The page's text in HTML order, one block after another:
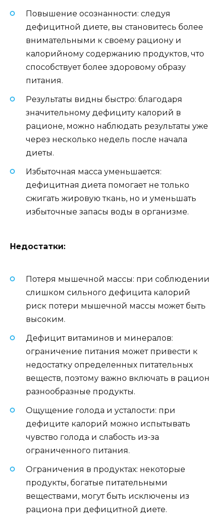
Повышение осознанности: следуя
дефицитной диете, вы становитесь более
внимательными к своему рациону и
калорийному содержанию продуктов, что
способствует более здоровому образу
питания.
Результаты видны быстро: благодаря
значительному дефициту калорий в
рационе, можно наблюдать результаты уже
через несколько недель после начала
диеты.
Избыточная масса уменьшается:
дефицитная диета помогает не только
сжигать жировую ткань, но и уменьшать
избыточные запасы воды в организме.
Недостатки:
Потеря мышечной массы: при соблюдении
слишком сильного дефицита калорий
риск потери мышечной массы может быть
высоким.
Дефицит витаминов и минералов:
ограничение питания может привести к
недостатку определенных питательных
веществ, поэтому важно включать в рацион
разнообразные продукты.
Ощущение голода и усталости: при
дефиците калорий можно испытывать
чувство голода и слабость из-за
ограниченного питания.
Ограничения в продуктах: некоторые
продукты, богатые питательными
веществами, могут быть исключены из
рациона при дефицитной диете.